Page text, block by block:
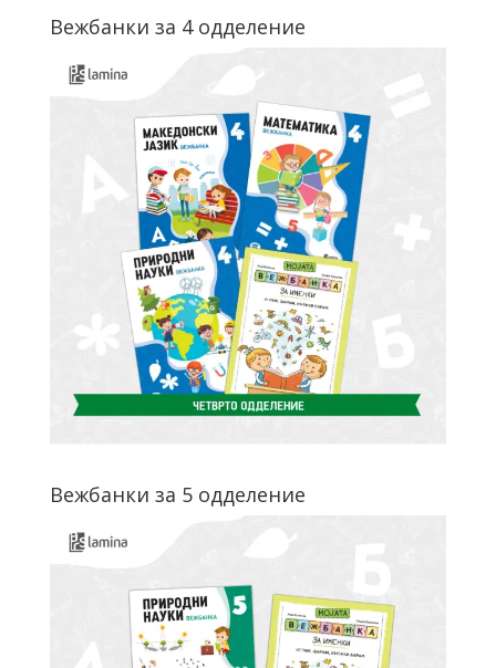
Вежбанки за 4 одделение
Вежбанки за 5 одделение